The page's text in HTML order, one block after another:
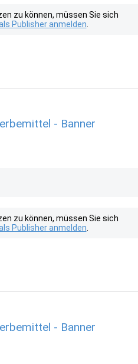
zu können, müssen Sie sich
Publisher anmelden
- Banner
zu können, müssen Sie sich
Publisher anmelden
- Banner